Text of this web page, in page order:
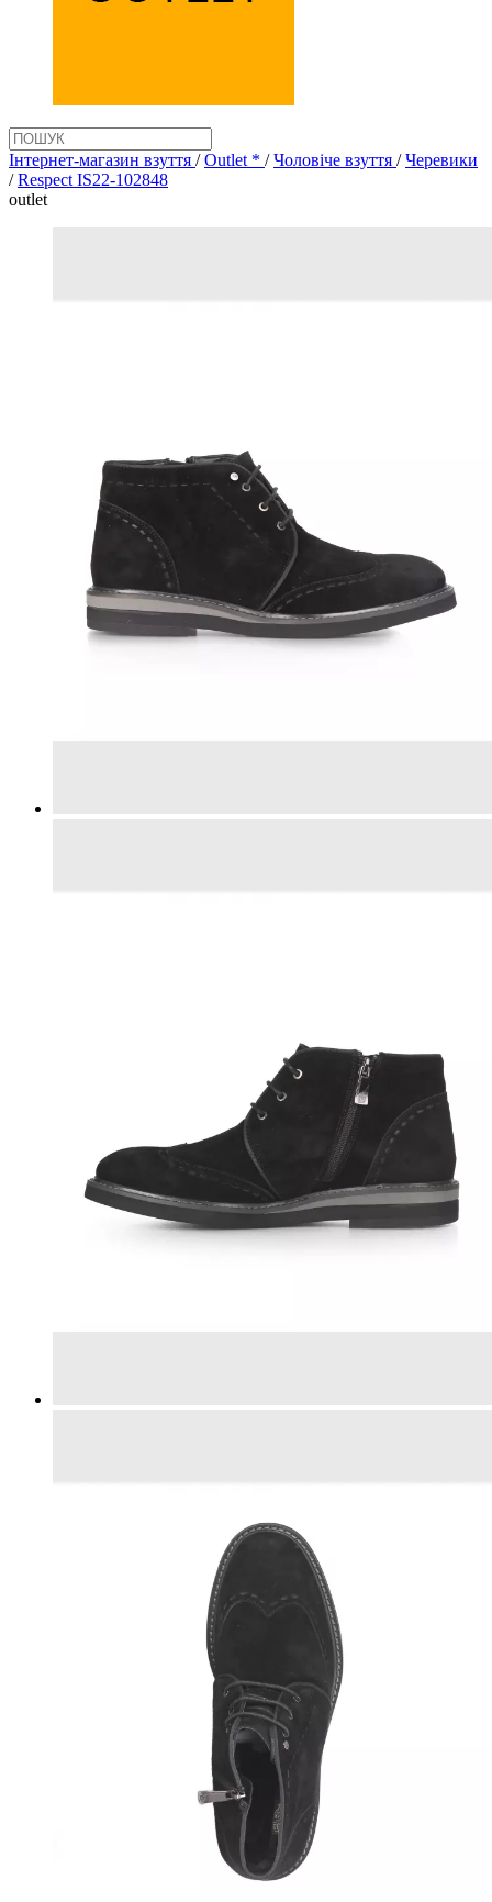
Інтернет-магазин взуття / Outlet * / Чоловіче взуття / Черевики
/ Respect IS22-102848
outlet